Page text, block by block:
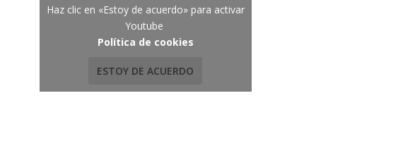
Haz clic en «Estoy de acuerdo» para activar
Youtube
Política de cookies
ESTOY DE ACUERDO